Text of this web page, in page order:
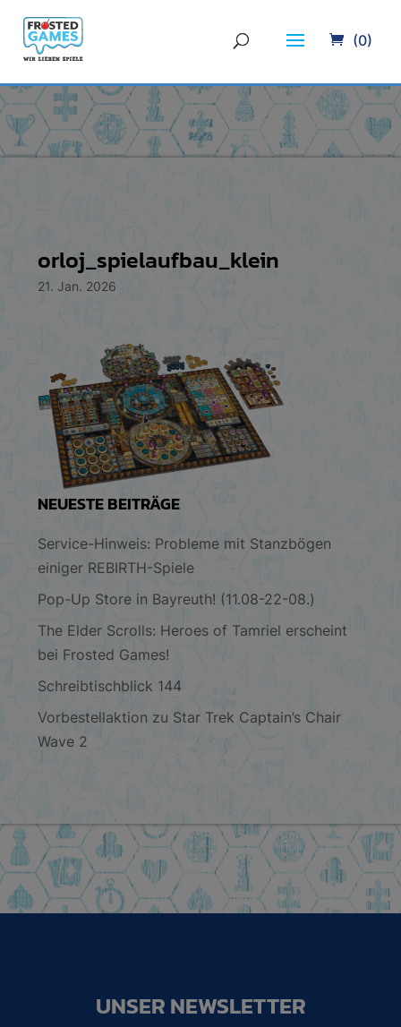
(0)
orloj_spielaufbau_klein
21. Jan. 2026
NEUESTE BEITRÄGE
Service-Hinweis: Probleme mit Stanzbögen
einiger REBIRTH-Spiele
Pop-Up Store in Bayreuth! (11.08-22-08.)
The Elder Scrolls: Heroes of Tamriel erscheint
bei Frosted Games!
Schreibtischblick 144
Vorbestellaktion zu Star Trek Captain’s Chair
Wave 2
UNSER NEWSLETTER